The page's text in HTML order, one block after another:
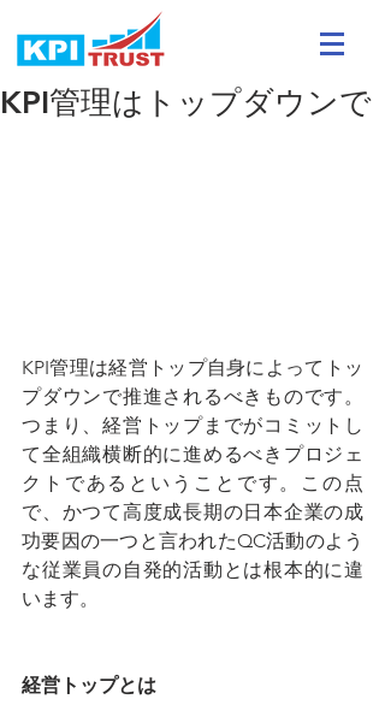
KPI管理はトップダウンで
KPI管理は経営トップ自身によってトッ
プダウンで推進されるべきものです。
つまり、経営トップまでがコミットし
て全組織横断的に進めるべきプロジェ
クトであるということです。この点
で、かつて高度成長期の日本企業の成
功要因の一つと言われたQC活動のよう
な従業員の自発的活動とは根本的に違
います。
経営トップとは